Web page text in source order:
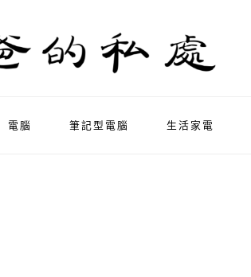
電腦 筆記型電腦 生活家電